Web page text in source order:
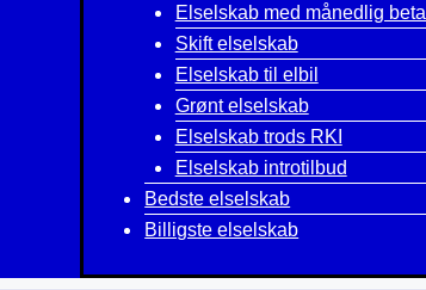
Elselskab med månedlig
Skift elselskab
Elselskab til elbil
Grønt elselskab
Elselskab trods RKI
Elselskab introtilbud
Bedste elselskab
Billigste elselskab